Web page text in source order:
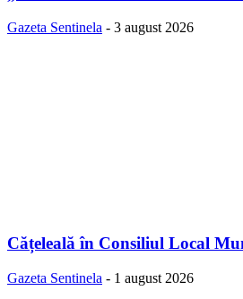
Gazeta Sentinela - 3 august 2026
Cățeleală în Consiliul Local
Gazeta Sentinela - 1 august 2026